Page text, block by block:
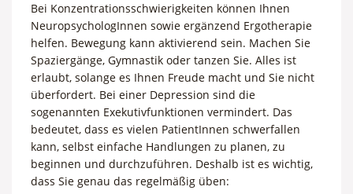
Bei Konzentrationsschwierigkeiten können Ihnen
NeuropsychologInnen sowie ergänzend Ergotherapie
helfen. Bewegung kann aktivierend sein. Machen Sie
Spaziergänge, Gymnastik oder tanzen Sie. Alles ist
erlaubt, solange es Ihnen Freude macht und Sie nicht
überfordert. Bei einer Depression sind die
sogenannten Exekutivfunktionen vermindert. Das
bedeutet, dass es vielen PatientInnen schwerfallen
kann, selbst einfache Handlungen zu planen, zu
beginnen und durchzuführen. Deshalb ist es wichtig,
dass Sie genau das regelmäßig üben: